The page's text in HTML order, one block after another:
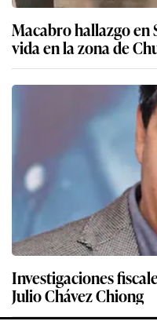
Macabro hallazgo en
vida en la zona de
Investigaciones
Julio Chávez Chiong